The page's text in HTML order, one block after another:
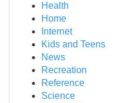
Health
Home
Internet
Kids and Teens
News
Recreation
Reference
Science